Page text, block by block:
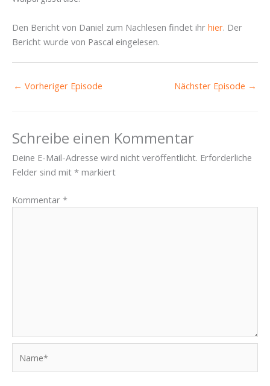
Den Bericht von Daniel zum Nachlesen findet ihr hier. Der
Bericht wurde von Pascal eingelesen.
← Vorheriger Episode Nächster Episode →
Schreibe einen Kommentar
Deine E-Mail-Adresse wird nicht veröffentlicht. Erforderliche
Felder sind mit * markiert
Kommentar *